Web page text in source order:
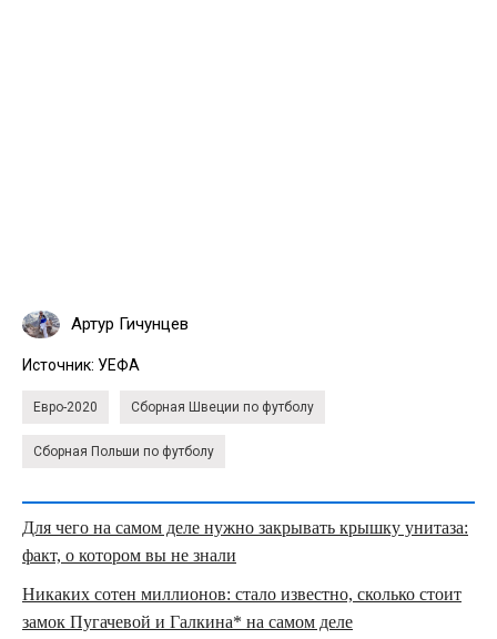
Артур Гичунцев
Источник: УЕФА
Евро-2020 Сборная Швеции по футболу
Сборная Польши по футболу
Для чего на самом деле нужно закрывать крышку унитаза:
факт, о котором вы не знали
Никаких сотен миллионов: стало известно, сколько стоит
замок Пугачевой и Галкина* на самом деле